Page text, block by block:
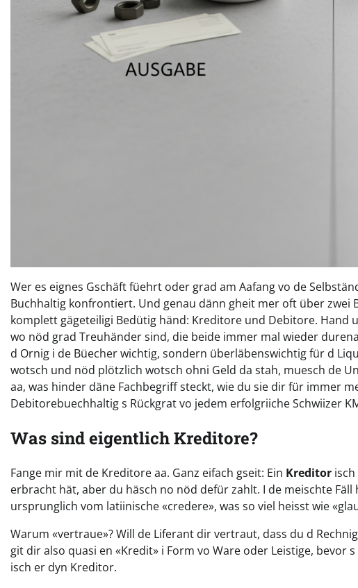
Wer es eignes Gschäft füehrt oder grad am Aafang vo de
Buchhaltig konfrontiert. Und genau dänn gheit mer oft über zwei
komplett gägeteiligi Bedütig händ: Kreditore und Debitore. Hand
wo nöd grad Treuhänder sind, die beide immer mal wieder
d Ornig i de Büecher wichtig, sondern überläbenswichtig für d
wotsch und nöd plötzlich wotsch ohni Geld da stah, muesch de
aa, was hinder däne Fachbegriff steckt, wie du sie dir für immer
Debitorebuechhaltig s Rückgrat vo jedem erfolgriiche Schwiizer
Was sind eigentlich Kreditore?
Fange mir mit de Kreditore aa. Ganz eifach gseit: Ein Kreditor
erbracht hät, aber du häsch no nöd defür zahlt. I de meischte
ursprunglich vom latiinische «credere», was so viel heisst wie
Warum «vertraue»? Will de Liferant dir vertraut, dass du d
git dir also quasi en «Kredit» i Form vo Ware oder Leistige, bevor
isch er dyn Kreditor.